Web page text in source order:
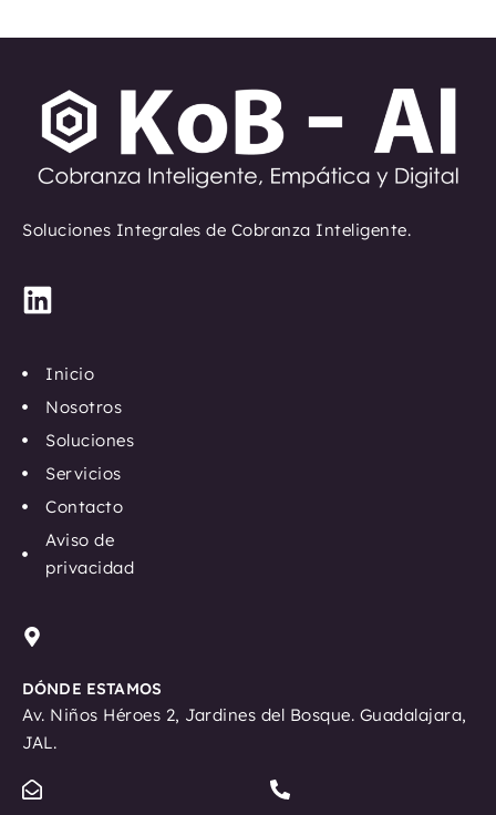
Soluciones Integrales de Cobranza Inteligente.
L
n
k
e
d
n
Inicio
Nosotros
Soluciones
Servicios
Contacto
Aviso de
privacidad
DÓNDE ESTAMOS
Av. Niños Héroes 2, Jardines del Bosque. Guadalajara,
JAL.